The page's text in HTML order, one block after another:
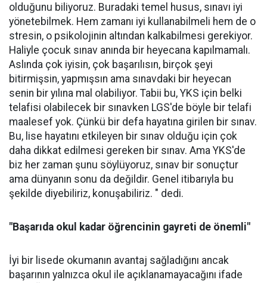
olduğunu biliyoruz. Buradaki temel husus, sınavı iyi
yönetebilmek. Hem zamanı iyi kullanabilmeli hem de o
stresin, o psikolojinin altından kalkabilmesi gerekiyor.
Haliyle çocuk sınav anında bir heyecana kapılmamalı.
Aslında çok iyisin, çok başarılısın, birçok şeyi
bitirmişsin, yapmışsın ama sınavdaki bir heyecan
senin bir yılına mal olabiliyor. Tabii bu, YKS için belki
telafisi olabilecek bir sınavken LGS'de böyle bir telafi
maalesef yok. Çünkü bir defa hayatına girilen bir sınav.
Bu, lise hayatını etkileyen bir sınav olduğu için çok
daha dikkat edilmesi gereken bir sınav. Ama YKS'de
biz her zaman şunu söylüyoruz, sınav bir sonuçtur
ama dünyanın sonu da değildir. Genel itibarıyla bu
şekilde diyebiliriz, konuşabiliriz. " dedi.
"Başarıda okul kadar öğrencinin gayreti de önemli"
İyi bir lisede okumanın avantaj sağladığını ancak
başarının yalnızca okul ile açıklanamayacağını ifade